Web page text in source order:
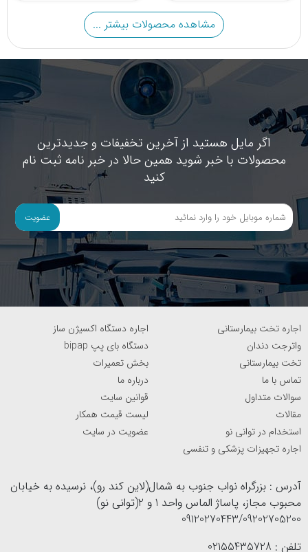
مشاهده محصولات بیشتر ...
اگر مایل هستید از آخرین تخفیفات و جدیدترین
محصولات با خبر شوید همین حالا در خبر نامه ثبت نام
کنید
عضویت
اجاره تخت بیمارستانی
اجاره دستگاه اکسیژن ساز
واترجت دندان
دستگاه بای پپ bipap
تخت بیمارستانی
بخش تعمیرات
تماس با ما
درباره ما
سوالات متداول
قوانین سایت
مقالات
لیست قیمت همکار
استخدام در توانی نو
عضویت در سایت
اجاره تجهیزات پزشکی و تنفسی
آدرس : بزرگراه نواب جنوب به شمال(لاین کند رو)، نرسیده به خیابان
محبوب مجاز، پاساژ الماس واحد 1 و 2(توانی نو)
09120270443/09202705200
تلفن : 02155435728